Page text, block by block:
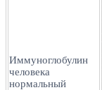
Иммуноглобулин
человека
нормальный